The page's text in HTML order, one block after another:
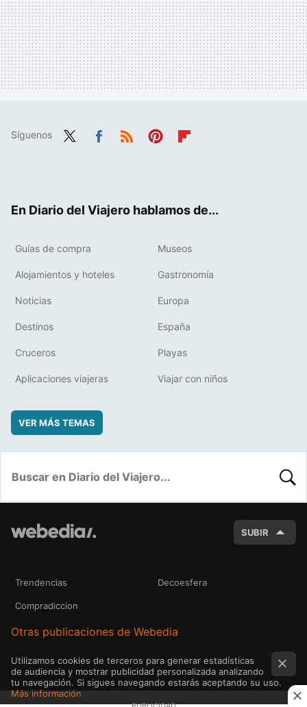
Síguenos
En Diario del Viajero hablamos de...
Guías de compra Museos
Alojamientos y hoteles Gastronomía
Noticias Europa
Destinos España
Cruceros Playas
Aplicaciones viajeras Viajar con niños
VER MÁS TEMAS
SUBIR
Trendencias Decoesfera
Compradiccion
Otras publicaciones de Webedia
Utilizamos cookies de terceros para generar estadísticas
de audiencia y mostrar publicidad personalizada analizando
tu navegación. Si sigues navegando estarás aceptando su uso.
Más información